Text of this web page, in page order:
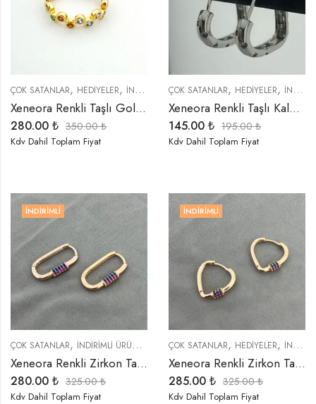
ÇOK SATANLAR, HEDIYELER, İNDIRIMLI ÜRÜNLER ,ÖZEL SERİLER,TREND
Xeneora Renkli Taşlı Gold Zarif Yüzük
280.00 ₺ 350.00₺
Kdv Dahil Toplam Fiyat
ÇOK SATANLAR, HEDIYELER, İNDIRIMLI ÜRÜNLER
Xeneora Renkli Taşlı Kalp Küpe
145.00 ₺ 195.00₺
Kdv Dahil Toplam Fiyat
İNDIRIMLI
ÇOK SATANLAR, İNDIRIMLI ÜRÜNLER KÜPELER,TREND ÜRÜNLER
Xeneora Renkli Zirkon Taşlı Dikdörtgen Küpe
280.00 ₺ 325.00₺
Kdv Dahil Toplam Fiyat
İNDIRIMLI
ÇOK SATANLAR, HEDIYELER, İNDIRIMLI ÜRÜNLER
Xeneora Renkli Zirkon Taşlı Gold Kalp Küpe
285.00 ₺ 325.00₺
Kdv Dahil Toplam Fiyat